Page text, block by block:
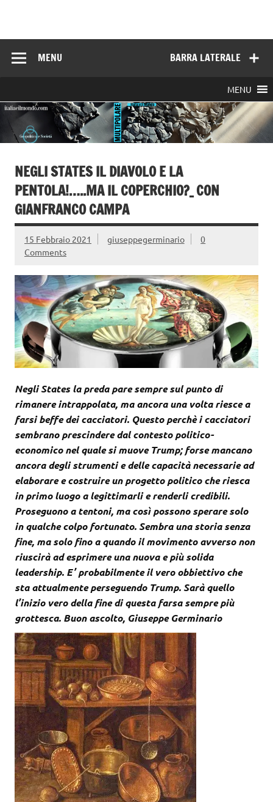
BARRA LATERALE
MENU
MENU
NEGLI STATES IL DIAVOLO E LA
PENTOLA!…..MA IL COPERCHIO?_ CON
GIANFRANCO CAMPA
15 Febbraio 2021 giuseppegerminario
0
Comments
Negli States la preda pare sempre sul punto di
rimanere intrappolata, ma ancora una volta riesce a
farsi beffe dei cacciatori. Questo perchè i cacciatori
sembrano prescindere dal contesto politico-
economico nel quale si muove Trump; forse mancano
ancora degli strumenti e delle capacità necessarie ad
elaborare e costruire un progetto politico che riesca
in primo luogo a legittimarli e renderli credibili.
Proseguono a tentoni, ma così possono sperare solo
in qualche colpo fortunato. Sembra una storia senza
fine, ma solo fino a quando il movimento avverso non
riuscirà ad esprimere una nuova e più solida
leadership. E’ probabilmente il vero obbiettivo che
sta attualmente perseguendo Trump. Sarà quello
l’inizio vero della fine di questa farsa sempre più
grottesca. Buon ascolto, Giuseppe Germinario